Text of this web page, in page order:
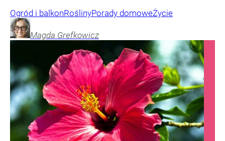
Ogród i balkonRoślinyPorady domoweŻycie
Magda Grefkowicz